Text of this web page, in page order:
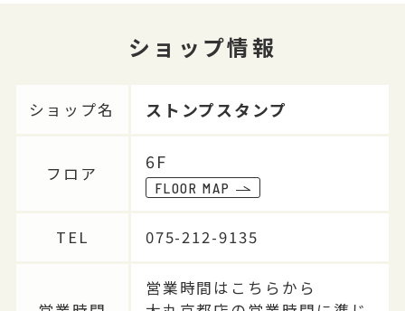
ショップ情報
ショップ名 ストンプスタンプ
フロア
6F
FLOOR MAP
TEL 075-212-9135
営業時間はこちらから